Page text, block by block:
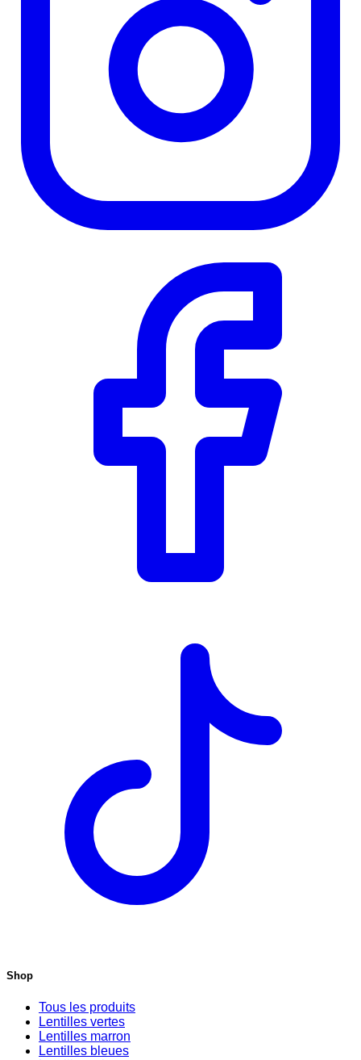
Shop
Tous les produits
Lentilles vertes
Lentilles marron
Lentilles bleues